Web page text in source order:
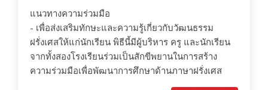
แนวทางความร่วมมือ
- เพื่อส่งเสริมทักษะและความรู้เกี่ยวกับวัฒนธรรม
ฝรั่งเศสให้แก่นักเรียน พิธีนี้มีผู้บริหาร ครู และนักเรียน
จากทั้งสองโรงเรียนร่วมเป็นสักขีพยานในการสร้าง
ความร่วมมือเพื่อพัฒนาการศึกษาด้านภาษาฝรั่งเศส